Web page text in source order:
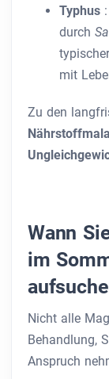
Typhus
durch
mit
Zu den
Wann
im
Nicht alle
Behandlung,
Anspruch